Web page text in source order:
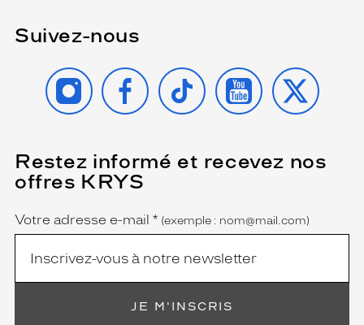
Suivez-nous
INSTAGRAMFACEBOOK
TIKTOK YOUTUBE
X
Restez informé et recevez nos
offres KRYS
Name
Votre adresse e-mail *
(Ce
champ
est
(exemple : nom@mail.com)
JE M'INSCRIS